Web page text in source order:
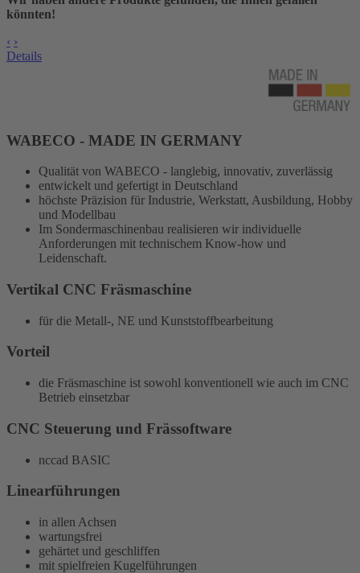
könnten!
‹ ›
Details
WABECO - MADE IN GERMANY
Qualität von WABECO - langlebig, innovativ, zuverlässig
entwickelt und gefertigt in Deutschland
höchste Präzision für Industrie, Werkstatt, Ausbildung, Hobby
und Modellbau
Im Sondermaschinenbau realisieren wir individuelle
Anforderungen mit technischem Know-how und
Leidenschaft.
Vertikal CNC Fräsmaschine
für die Metall-, NE und Kunststoffbearbeitung
Vorteil
die Fräsmaschine ist sowohl konventionell wie auch im CNC
Betrieb einsetzbar
CNC Steuerung und Frässoftware
nccad BASIC
Linearführungen
in allen Achsen
wartungsfrei
gehärtet und geschliffen
mit spielfreien Kugelführungen